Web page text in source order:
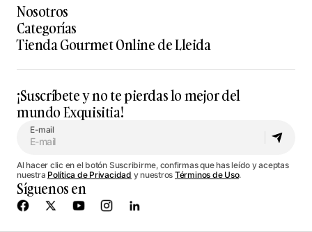
Nosotros
Categorías
Tienda Gourmet Online de Lleida
¡Suscríbete y no te pierdas lo mejor del
mundo Exquisitia!
E-mail
Al hacer clic en el botón Suscribirme, confirmas que has leído y aceptas
nuestra Política de Privacidad y nuestros Términos de Uso.
Síguenos en